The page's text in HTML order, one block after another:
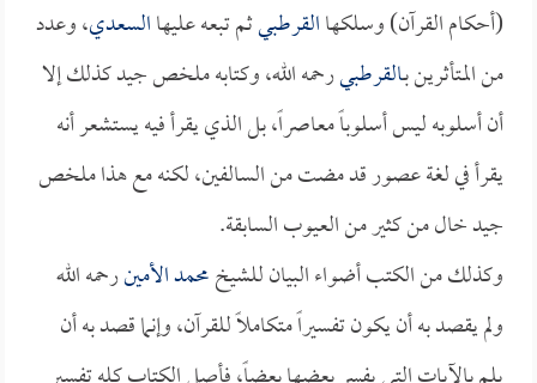
(أحكام القرآن) وسلكهاالقرطبيثم تبعه عليهاالسعدي، وعدد
من المتأثرين بـالقرطبيرحمه الله، وكتابه ملخص جيد كذلك إلا
أن أسلوبه ليس أسلوباً معاصراً، بل الذي يقرأ فيه يستشعر أنه
يقرأ في لغة عصور قد مضت من السالفين، لكنه مع هذا ملخص
جيد خال من كثير من العيوب السابقة.
وكذلك من الكتب أضواء البيان للشيخمحمد الأمينرحمه الله
ولم يقصد به أن يكون تفسيراً متكاملاً للقرآن، وإنما قصد به أن